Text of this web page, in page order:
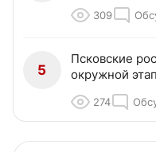
309
5
Псковские
окружной
274